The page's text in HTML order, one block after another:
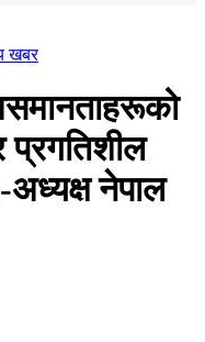
खबर
प्रगतिशील
अध्यक्ष नेपाल